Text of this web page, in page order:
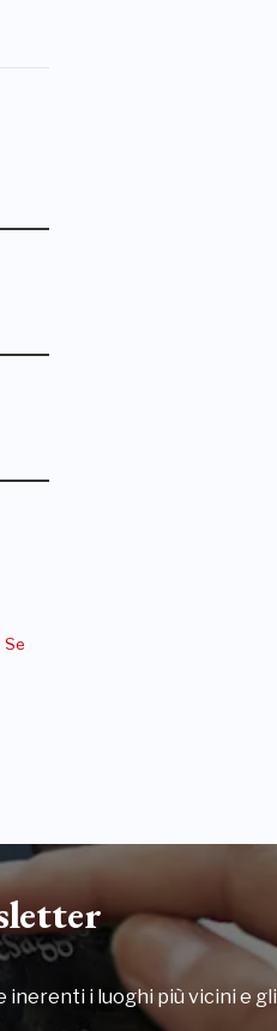
Se
inerenti i luoghi più vicini e gli